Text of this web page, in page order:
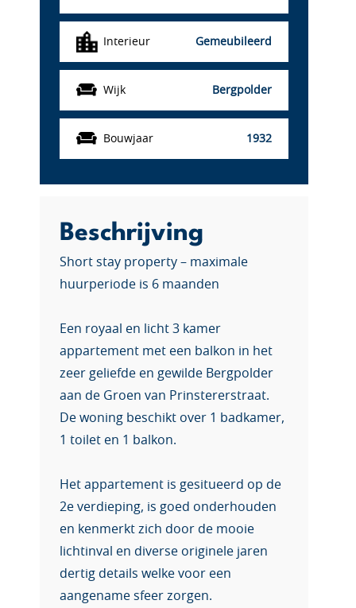
Interieur Gemeubileerd
Wijk Bergpolder
Bouwjaar 1932
Beschrijving
Short stay property – maximale
huurperiode is 6 maanden
Een royaal en licht 3 kamer
appartement met een balkon in het
zeer geliefde en gewilde Bergpolder
aan de Groen van Prinstererstraat.
De woning beschikt over 1 badkamer,
1 toilet en 1 balkon.
Het appartement is gesitueerd op de
2e verdieping, is goed onderhouden
en kenmerkt zich door de mooie
lichtinval en diverse originele jaren
dertig details welke voor een
aangename sfeer zorgen.